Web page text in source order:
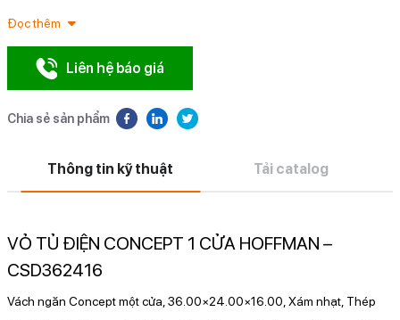
Đọc thêm
Liên hệ báo giá
Chia sẻ sản phẩm
Thông tin kỹ thuật Tải catalog
VỎ TỦ ĐIỆN CONCEPT 1 CỬA HOFFMAN –
CSD362416
Vách ngăn Concept một cửa, 36.00×24.00×16.00, Xám nhạt, Thép